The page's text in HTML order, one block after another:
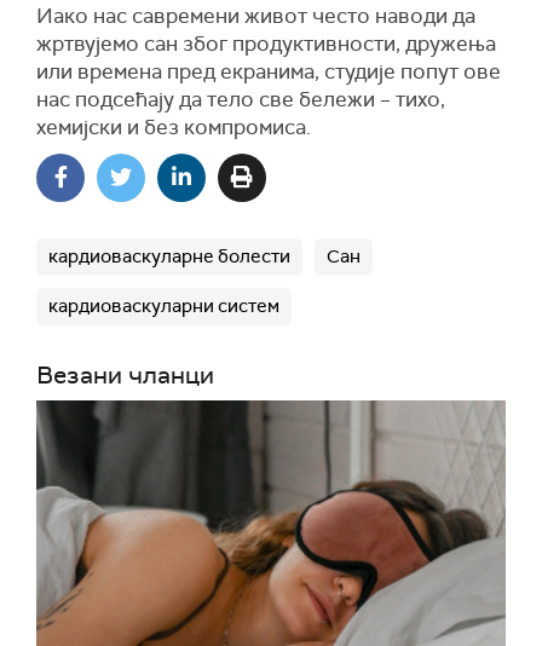
Иако нас савремени живот често наводи да
жртвујемо сан због продуктивности, дружења
или времена пред екранима, студије попут ове
нас подсећају да тело све бележи – тихо,
хемијски и без компромиса.
кардиоваскуларне болести Сан
кардиоваскуларни систем
Везани чланци